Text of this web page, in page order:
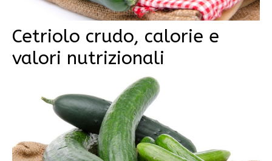
Cetriolo crudo, calorie e
valori nutrizionali